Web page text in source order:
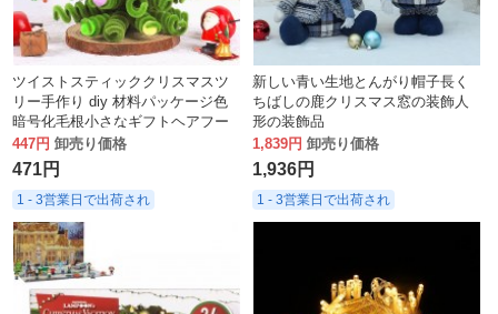
ツイストスティッククリスマスツ
リー手作り diy 材料パッケージ色
暗号化毛根小さなギフトヘアフー
プ装飾品装飾おもちゃ
447円 卸売り価格
471円
1 - 3営業日で出荷され
新しい青い生地とんがり帽子長く
ちばしの鹿クリスマス窓の装飾人
形の装飾品
1,839円 卸売り価格
1,936円
1 - 3営業日で出荷され